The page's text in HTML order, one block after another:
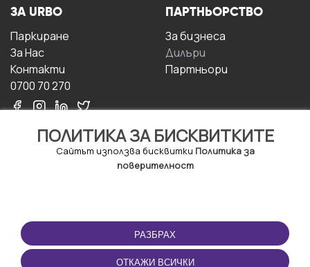
ПОЛИТИКА ЗА БИСКВИТКИТЕ
Сайтът използва бисквитки Политика за
поверителност
РАЗБРАХ
ОТКАЖИ ВСИЧКИ
ЗА URBO
Паркиране
За Hас
Контакти
0700 70 270
ПАРТНЬОРСТВО
За бизнесa
Дилъри
Партньори
ПОЛЗВАНЕ
Правила и условия за
ползване
ПРИЛОЖЕНИЕТО